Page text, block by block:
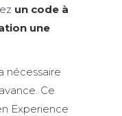
un code à
une
nécessaire
Ce
Experience